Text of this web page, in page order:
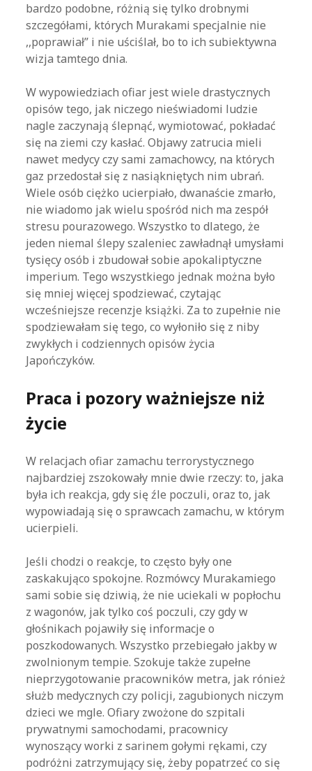
bardzo podobne, różnią się tylko drobnymi
szczegółami, których Murakami specjalnie nie
,,poprawiał” i nie uściślał, bo to ich subiektywna
wizja tamtego dnia.
W wypowiedziach ofiar jest wiele drastycznych
opisów tego, jak niczego nieświadomi ludzie
nagle zaczynają ślepnąć, wymiotować, pokładać
się na ziemi czy kasłać. Objawy zatrucia mieli
nawet medycy czy sami zamachowcy, na których
gaz przedostał się z nasiąkniętych nim ubrań.
Wiele osób ciężko ucierpiało, dwanaście zmarło,
nie wiadomo jak wielu spośród nich ma zespół
stresu pourazowego. Wszystko to dlatego, że
jeden niemal ślepy szaleniec zawładnął umysłami
tysięcy osób i zbudował sobie apokaliptyczne
imperium. Tego wszystkiego jednak można było
się mniej więcej spodziewać, czytając
wcześniejsze recenzje książki. Za to zupełnie nie
spodziewałam się tego, co wyłoniło się z niby
zwykłych i codziennych opisów życia
Japończyków.
Praca i pozory ważniejsze niż
życie
W relacjach ofiar zamachu terrorystycznego
najbardziej zszokowały mnie dwie rzeczy: to, jaka
była ich reakcja, gdy się źle poczuli, oraz to, jak
wypowiadają się o sprawcach zamachu, w którym
ucierpieli.
Jeśli chodzi o reakcje, to często były one
zaskakująco spokojne. Rozmówcy Murakamiego
sami sobie się dziwią, że nie uciekali w popłochu
z wagonów, jak tylko coś poczuli, czy gdy w
głośnikach pojawiły się informacje o
poszkodowanych. Wszystko przebiegało jakby w
zwolnionym tempie. Szokuje także zupełne
nieprzygotowanie pracowników metra, jak rónież
służb medycznych czy policji, zagubionych niczym
dzieci we mgle. Ofiary zwożone do szpitali
prywatnymi samochodami, pracownicy
wynoszący worki z sarinem gołymi rękami, czy
podróżni zatrzymujący się, żeby popatrzeć co się